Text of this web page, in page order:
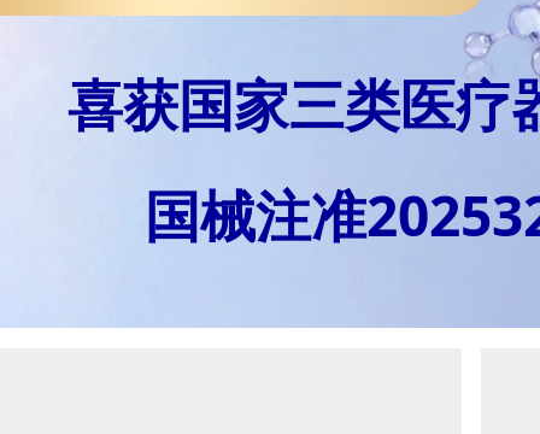
喜获国家三类医疗
国械注准